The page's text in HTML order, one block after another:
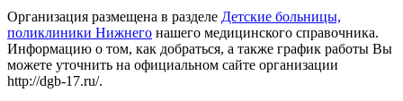
Организация размещена в разделе Детские больницы,
поликлиники Нижнего нашего медицинского справочника.
Информацию о том, как добраться, а также график работы Вы
можете уточнить на официальном сайте организации
http://dgb-17.ru/.